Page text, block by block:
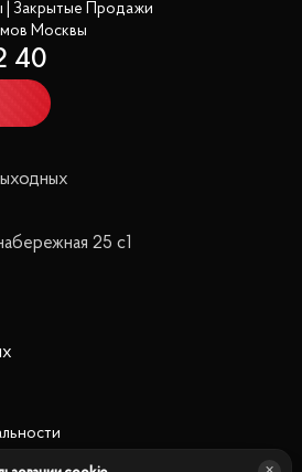
| Закрытые Продажи
Москвы
40
25 с1